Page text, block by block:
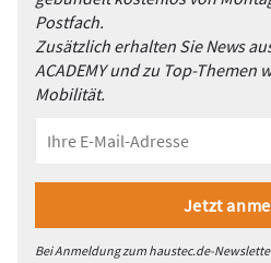
Postfach.
Zusätzlich erhalten Sie News
ACADEMY und zu Top-Themen
Mobilität.
Bei Anmeldung zum haustec.de-